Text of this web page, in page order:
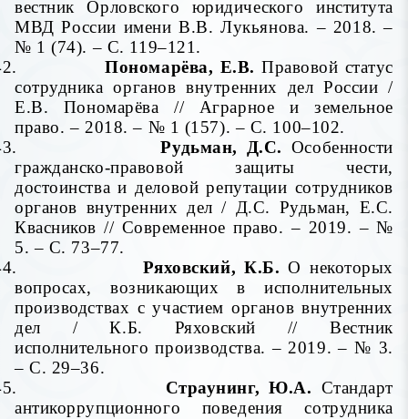
вестник Орловского юридического института
МВД России имени В.В. Лукьянова. – 2018. –
№ 1 (74). – С. 119–121.
Пономарёва, Е.В. Правовой статус
сотрудника органов внутренних дел России /
Е.В. Пономарёва // Аграрное и земельное
право. – 2018. – № 1 (157). – С. 100–102.
Рудьман, Д.С. Особенности
гражданско-правовой защиты чести,
достоинства и деловой репутации сотрудников
органов внутренних дел / Д.С. Рудьман, Е.С.
Квасников // Современное право. – 2019. – №
5. – С. 73–77.
Ряховский, К.Б. О некоторых
вопросах, возникающих в исполнительных
производствах с участием органов внутренних
дел / К.Б. Ряховский // Вестник
исполнительного производства. – 2019. – № 3.
– С. 29–36.
Страунинг, Ю.А. Стандарт
антикоррупционного поведения сотрудника